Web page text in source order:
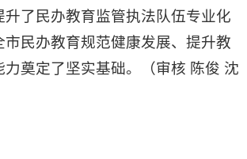
升了民办教育监管执法队伍专业化
市民办教育规范健康发展、提升教
力奠定了坚实基础。（审核 陈俊 沈